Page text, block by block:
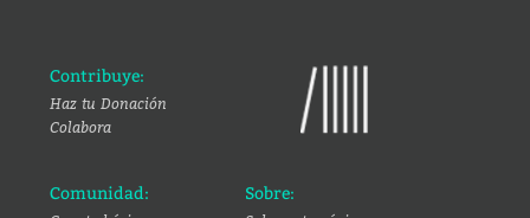
Contribuye:
Haz tu Donación
Colabora
Comunidad: Sobre: